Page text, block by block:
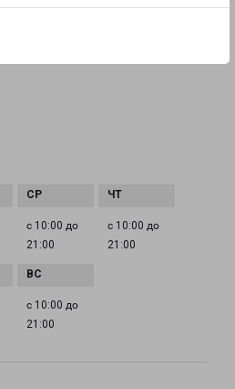
с 10:00 до
21:00
с 10:00 до
21:00
с 10:00 до
21:00